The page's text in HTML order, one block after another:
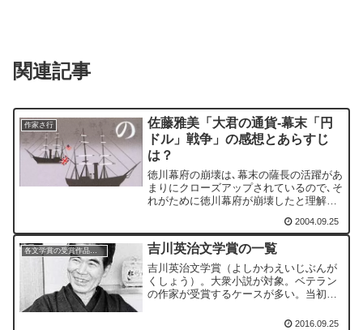
関連記事
作家さ行
佐藤雅美「大君の通貨-幕末「円
ドル」戦争」の感想とあらすじ
は？
徳川幕府の崩壊は､幕末の薩長の活躍があ
まりにクローズアップされているので､そ
れがために徳川幕府が崩壊したと理解し
ば、半分は自滅したことが分かると思
う。
2004.09.25
各文学賞の受賞作品一覧 吉川英治文学賞の一覧
吉川英治文学賞（よしかわえいじぶんが
くしょう）。大衆小説が対象。ベテラン
の作家が受賞するケースが多い。当初は
2016.09.25